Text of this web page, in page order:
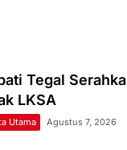
Tegal
LKSA
Utama Agustus 7, 2026